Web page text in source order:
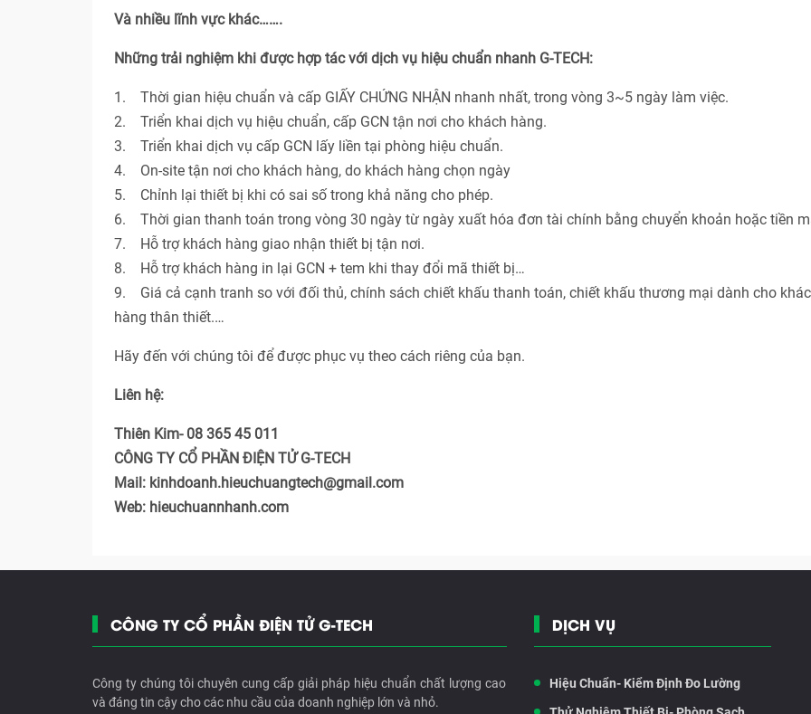
Và nhiều lĩnh vực khác…….
Những trải nghiệm khi được hợp tác với dịch vụ hiệu chuẩn nhanh G-TECH:
1. Thời gian hiệu chuẩn và cấp GIẤY CHỨNG NHẬN nhanh nhất, trong vòng 3~5 ngày làm việc.
2. Triển khai dịch vụ hiệu chuẩn, cấp GCN tận nơi cho khách hàng.
3. Triển khai dịch vụ cấp GCN lấy liền tại phòng hiệu chuẩn.
4. On-site tận nơi cho khách hàng, do khách hàng chọn ngày
5. Chỉnh lại thiết bị khi có sai số trong khả năng cho phép.
6. Thời gian thanh toán trong vòng 30 ngày từ ngày xuất hóa đơn tài chính bằng chuyển khoản hoặc tiền
7. Hỗ trợ khách hàng giao nhận thiết bị tận nơi.
8. Hỗ trợ khách hàng in lại GCN + tem khi thay đổi mã thiết bị…
9. Giá cả cạnh tranh so với đối thủ, chính sách chiết khấu thanh toán, chiết khấu thương mại dành cho
hàng thân thiết.…
Hãy đến với chúng tôi để được phục vụ theo cách riêng của bạn.
Liên hệ:
Thiên Kim- 08 365 45 011
CÔNG TY CỔ PHẦN ĐIỆN TỬ G-TECH
Mail: kinhdoanh.hieuchuangtech@gmail.com
Web: hieuchuannhanh.com
CÔNG TY CỔ PHẦN ĐIỆN TỬ G-TECH
Công ty chúng tôi chuyên cung cấp giải pháp hiệu chuẩn chất lượng cao
và đáng tin cậy cho các nhu cầu của doanh nghiệp lớn và nhỏ.
DỊCH VỤ
Hiệu Chuẩn- Kiểm Định Đo Lường